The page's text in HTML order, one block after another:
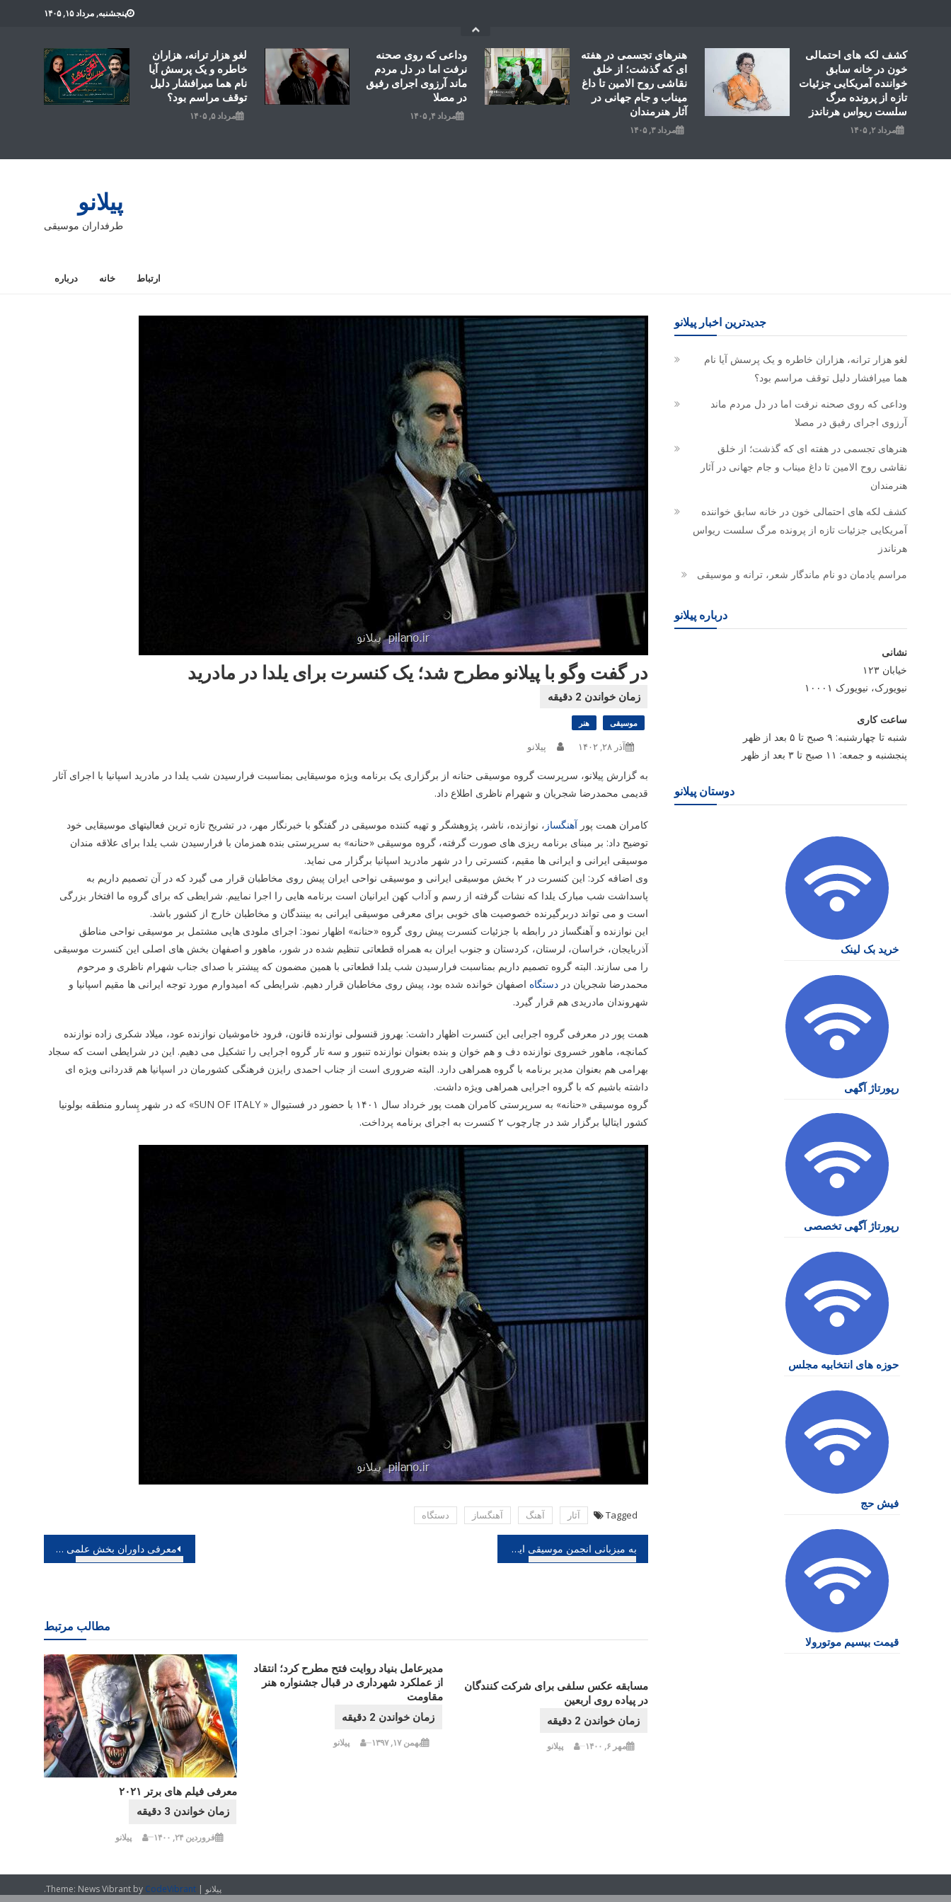
پنجشنبه, مرداد ۱۵, ۱۴۰۵
لغو هزار ترانه، هزاران
خاطره و یک پرسش آیا
نام هما میرافشار دلیل
توقف مراسم بود؟
مرداد ۵, ۱۴۰۵
وداعی که روی صحنه
نرفت اما در دل مردم
ماند آرزوی اجرای رفیق
در مصلا
مرداد ۴, ۱۴۰۵
هنرهای تجسمی در هفته
ای که گذشت؛ از خلق
نقاشی روح الامین تا داغ
میناب و جام جهانی در
آثار هنرمندان
مرداد ۳, ۱۴۰۵
کشف لکه های احتمالی
خون در خانه سابق
خواننده آمریکایی جزئیات
تازه از پرونده مرگ
سلست ریواس هرناندز
مرداد ۲, ۱۴۰۵
پیلانو
طرفداران موسیقی
ارتباط خانه درباره
در گفت وگو با پیلانو مطرح شد؛ یک کنسرت برای یلدا در مادرید
موسیقی هنر
آذر ۲۸, ۱۴۰۲ پیلانو
به گزارش پیلانو، سرپرست گروه موسیقی حنانه از برگزاری یک برنامه ویژه موسیقایی بمناسبت فرارسیدن شب یلدا در مادرید اسپانیا با اجرای آثار
قدیمی محمدرضا شجریان و شهرام ناظری اطلاع داد.
کامران همت پورآهنگساز ، نوازنده، ناشر، پژوهشگر و تهیه کننده موسیقی در گفتگو با خبرنگار مهر، در تشریح تازه ترین فعالیتهای موسیقایی خود
توضیح داد: بر مبنای برنامه ریزی های صورت گرفته، گروه موسیقی «حنانه» به سرپرستی بنده همزمان با فرارسیدن شب یلدا برای علاقه مندان
موسیقی ایرانی و ایرانی ها مقیم، کنسرتی را در شهر مادرید اسپانیا برگزار می نماید.
وی اضافه کرد: این کنسرت در ۲ بخش موسیقی ایرانی و موسیقی نواحی ایران پیش روی مخاطبان قرار می گیرد که در آن تصمیم داریم به
پاسداشت شب مبارک یلدا که نشات گرفته از رسم و آداب کهن ایرانیان است برنامه هایی را اجرا نماییم. شرایطی که برای گروه ما افتخار بزرگی
است و می تواند دربرگیرنده خصوصیت های خوبی برای معرفی موسیقی ایرانی به بینندگان و مخاطبان خارج از کشور باشد.
این نوازنده و آهنگساز در رابطه با جزئیات کنسرت پیش روی گروه «حنانه» اظهار نمود: اجرای ملودی هایی مشتمل بر موسیقی نواحی مناطق
آذربایجان، خراسان، لرستان، کردستان و جنوب ایران به همراه قطعاتی تنظیم شده در شور، ماهور و اصفهان بخش های اصلی این کنسرت موسیقی
را می سازند. البته گروه تصمیم داریم بمناسبت فرارسیدن شب یلدا قطعاتی با همین مضمون که پیشتر با صدای جناب شهرام ناظری و مرحوم
محمدرضا شجریان در دستگاه اصفهان خوانده شده بود، پیش روی مخاطبان قرار دهیم. شرایطی که امیدوارم مورد توجه ایرانی ها مقیم اسپانیا و
شهروندان مادریدی هم قرار گیرد.
همت پور در معرفی گروه اجرایی این کنسرت اظهار داشت: بهروز قنسولی نوازنده قانون، فرود خاموشیان نوازنده عود، میلاد شکری زاده نوازنده
کمانچه، ماهور خسروی نوازنده دف و هم خوان و بنده بعنوان نوازنده تنبور و سه تار گروه اجرایی را تشکیل می دهیم. این در شرایطی است که سجاد
بهرامی هم بعنوان مدیر برنامه با گروه همراهی دارد. البته ضروری است از جناب احمدی رایزن فرهنگی کشورمان در اسپانیا هم قدردانی ویژه ای
داشته باشیم که با گروه اجرایی همراهی ویژه داشت.
گروه موسیقی «حنانه» به سرپرستی کامران همت پور خرداد سال ۱۴۰۱ با حضور در فستیوال « SUN OF ITALY» که در شهر پِسارو منطقه بولونیا
کشور ایتالیا برگزار شد در چارچوب ۲ کنسرت به اجرای برنامه پرداخت.
Tagged آثار آهنگ آهنگساز دستگاه
راهبری
معرفی داوران بخش علمی شانزدهمین جشنواره هنرهای تجسمی فجر به میزبانی انجمن موسیقی ایران؛ داریوش طلایی کارگاه آموزشی برگزار می کند
مطالب مرتبط
معرفی فیلم های برتر ۲۰۲۱
فروردین ۲۴, ۱۴۰۰ پیلانو
مدیرعامل بنیاد روایت فتح مطرح کرد؛ انتقاد
از عملکرد شهرداری در قبال جشنواره هنر
مقاومت
بهمن ۱۷, ۱۳۹۷ پیلانو
مسابقه عکس سلفی برای شرکت کنندگان
در پیاده روی اربعین
مهر ۶, ۱۴۰۰ پیلانو
جدیدترین اخبار پیلانو
لغو هزار ترانه، هزاران خاطره و یک پرسش آیا نام
هما میرافشار دلیل توقف مراسم بود؟
وداعی که روی صحنه نرفت اما در دل مردم ماند
آرزوی اجرای رفیق در مصلا
هنرهای تجسمی در هفته ای که گذشت؛ از خلق
نقاشی روح الامین تا داغ میناب و جام جهانی در آثار
هنرمندان
کشف لکه های احتمالی خون در خانه سابق خواننده
آمریکایی جزئیات تازه از پرونده مرگ سلست ریواس
هرناندز
مراسم یادمان دو نام ماندگار شعر، ترانه و موسیقی
درباره پیلانو
نشانی
خیابان ۱۲۳
نیویورک، نیویورک ۱۰۰۰۱
ساعت کاری
شنبه تا چهارشنبه: ۹ صبح تا ۵ بعد از ظهر
پنجشنبه و جمعه: ۱۱ صبح تا ۳ بعد از ظهر
دوستان پیلانو
خرید بک لینک
رپورتاژ آگهی
رپورتاژ آگهی تخصصی
حوزه های انتخابیه مجلس
فیش حج
قیمت بیسیم موتورولا
پیلانو |
Theme: News Vibrant by CodeVibrant
.